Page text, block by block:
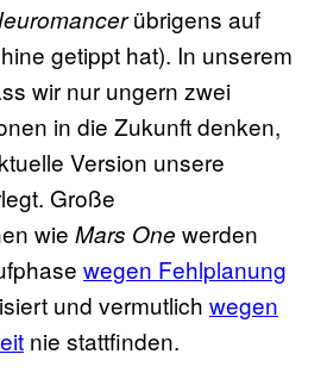
übrigens auf
getippt hat). In unserem
wir nur ungern zwei
in die Zukunft denken,
Version unsere
Große
wie Mars One werden
wegen Fehlplanung
und vermutlich wegen
nie stattfinden.